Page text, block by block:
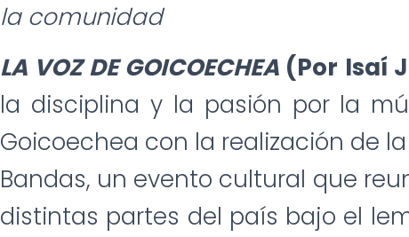
la comunidad
LA VOZ DE GOICOECHEA (Por Isaí
la disciplina y la pasión por la
Goicoechea con la realización de
Bandas, un evento cultural que
distintas partes del país bajo el